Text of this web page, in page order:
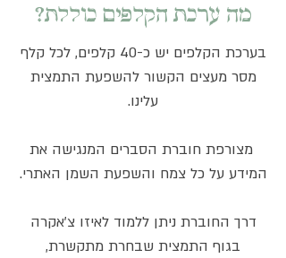
מה ערכת הקלפים כוללת?​
בערכת הקלפים יש כ-40 קלפים, לכל קלף
מסר מעצים הקשור להשפעת התמצית
עלינו.
מצורפת חוברת הסברים המנגישה את
המידע על כל צמח והשפעת השמן האתרי.
דרך החוברת ניתן ללמוד לאיזו צ'אקרה
בגוף התמצית שבחרת מתקשרת,